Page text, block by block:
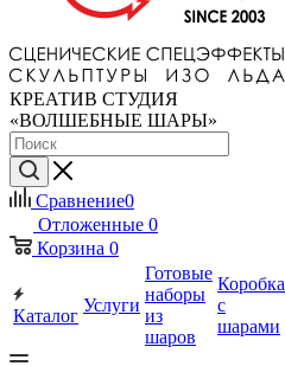
КРЕАТИВ СТУДИЯ
«ВОЛШЕБНЫЕ ШАРЫ»
Сравнение0
Отложенные 0
Корзина 0
Каталог
Услуги
Готовые
наборы
из
шаров
Коробка
с
шарами